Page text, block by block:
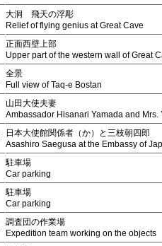
大洞 飛天の浮彫
Relief of flying genius at Great Cave
正面西壁上部
Upper part of the western wall of Great
全景
Full view of Taq-e Bostan
山田大使夫妻
Ambassador Hisanari Yamada and Mrs.
日本大使館関係者（か）と三枝朝四郎
Asashiro Saegusa at the Embassy of
駐車場
Car parking
駐車場
Car parking
調査団の作業場
Expedition team working on the objects